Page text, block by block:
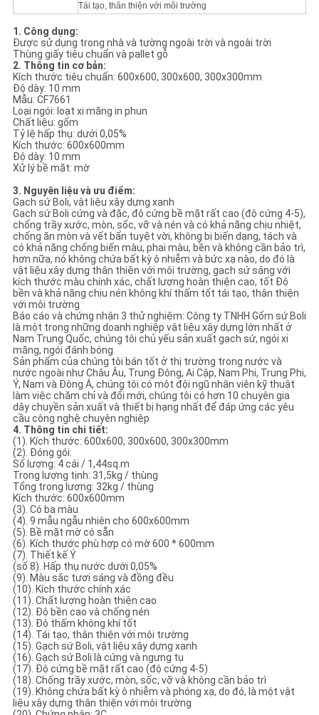
Tái tạo, thân thiện với môi trường
1. Công dụng:
Được sử dụng trong nhà và tường ngoài trời và ngoài trời
Thùng giấy tiêu chuẩn và pallet gỗ
2. Thông tin cơ bản:
Kích thước tiêu chuẩn: 600x600, 300x600, 300x300mm
Độ dày: 10 mm
Mẫu: CF7661
Loại ngói: loạt xi măng in phun
Chất liệu: gốm
Tỷ lệ hấp thụ: dưới 0,05%
Kích thước: 600x600mm
Độ dày: 10 mm
Xử lý bề mặt: mờ
3. Nguyên liệu và ưu điểm:
Gạch sứ Boli, vật liệu xây dựng xanh
Gạch sứ Boli cứng và đặc, độ cứng bề mặt rất cao (độ cứng 4-5),
chống trầy xước, mòn, sốc, vỡ và nén và có khả năng chịu nhiệt,
chống ăn mòn và vết bẩn tuyệt vời, không bị biến dạng, tách và
có khả năng chống biến màu, phai màu, bền và không cần bảo trì,
hơn nữa, nó không chứa bất kỳ ô nhiễm và bức xạ nào, do đó là
vật liệu xây dựng thân thiện với môi trường, gạch sứ sáng với
kích thước màu chính xác, chất lượng hoàn thiện cao, tốt Độ
bền và khả năng chịu nén không khí thấm tốt tái tạo, thân thiện
với môi trường
Báo cáo và chứng nhận 3 thử nghiệm: Công ty TNHH Gốm sứ Boli
là một trong những doanh nghiệp vật liệu xây dựng lớn nhất ở
Nam Trung Quốc, chúng tôi chủ yếu sản xuất gạch sứ, ngói xi
măng, ngói đánh bóng
Sản phẩm của chúng tôi bán tốt ở thị trường trong nước và
nước ngoài như Châu Âu, Trung Đông, Ai Cập, Nam Phi, Trung Phi,
Ý, Nam và Đông Á, chúng tôi có một đội ngũ nhân viên kỹ thuật
làm việc chăm chỉ và đổi mới, chúng tôi có hơn 10 chuyên gia
dây chuyền sản xuất và thiết bị hạng nhất để đáp ứng các yêu
cầu công nghệ chuyên nghiệp
4. Thông tin chi tiết:
(1). Kích thước: 600x600, 300x600, 300x300mm
(2). Đóng gói:
Số lượng: 4 cái / 1,44sq.m
Trọng lượng tịnh: 31,5kg / thùng
Tổng trọng lượng: 32kg / thùng
Kích thước: 600x600mm
(3). Có ba màu
(4). 9 mẫu ngẫu nhiên cho 600x600mm
(5). Bề mặt mờ có sẵn
(6). Kích thước phù hợp có mờ 600 * 600mm
(7). Thiết kế Ý
(số 8). Hấp thụ nước dưới 0,05%
(9). Màu sắc tươi sáng và đồng đều
(10). Kích thước chính xác
(11). Chất lượng hoàn thiện cao
(12). Độ bền cao và chống nén
(13). Độ thấm không khí tốt
(14). Tái tạo, thân thiện với môi trường
(15). Gạch sứ Boli, vật liệu xây dựng xanh
(16). Gạch sứ Boli là cứng và ngưng tụ
(17). Độ cứng bề mặt rất cao (độ cứng 4-5)
(18). Chống trầy xước, mòn, sốc, vỡ và không cần bảo trì
(19). Không chứa bất kỳ ô nhiễm và phóng xạ, do đó, là một vật
liệu xây dựng thân thiện với môi trường